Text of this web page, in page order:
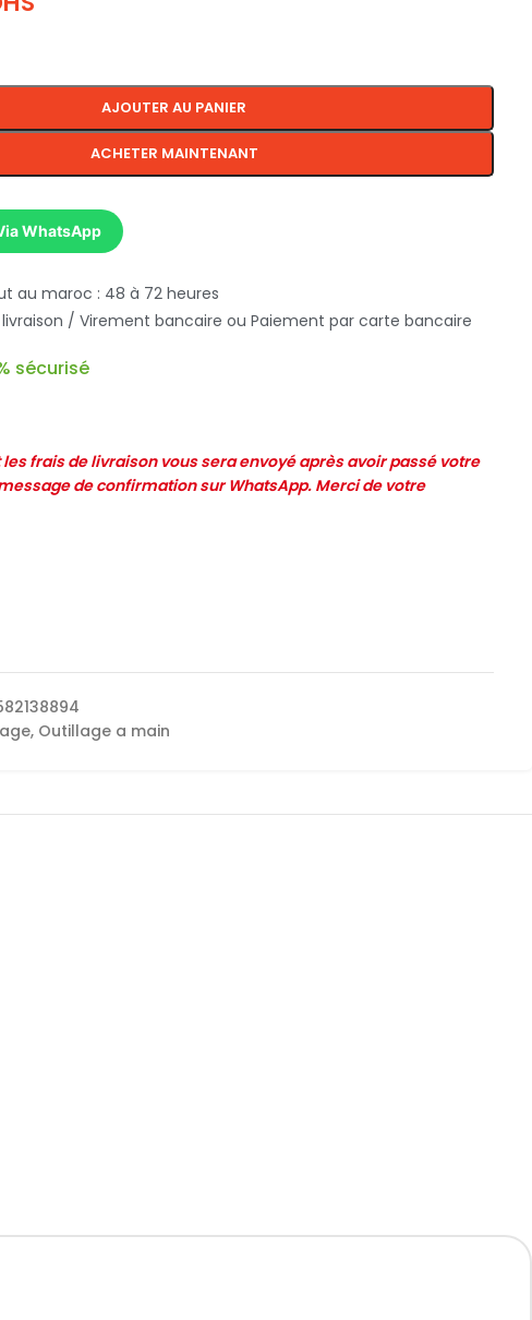
AJOUTER AU PANIER
ACHETER MAINTENANT
WhatsApp
au maroc : 48 à 72 heures
/ Virement bancaire ou Paiement par carte bancaire
sécurisé
frais de livraison vous sera envoyé après avoir passé votre
de confirmation sur WhatsApp. Merci de votre
, Outillage a main